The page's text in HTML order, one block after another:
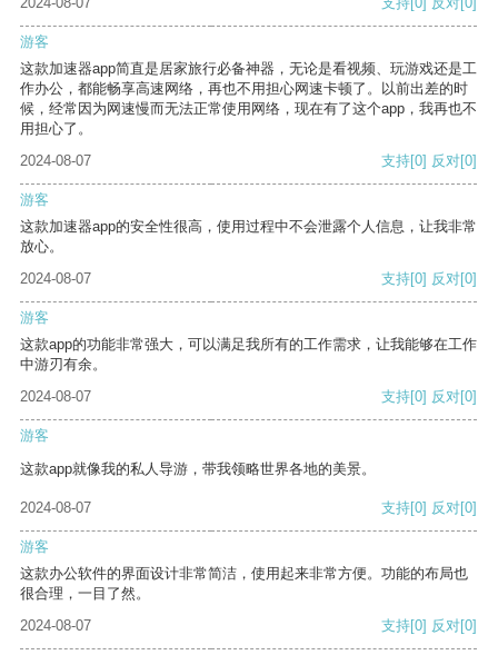
游客
这款加速器app简直是居家旅行必备神器，无论是看视频、玩游戏还是工
作办公，都能畅享高速网络，再也不用担心网速卡顿了。以前出差的时
候，经常因为网速慢而无法正常使用网络，现在有了这个app，我再也不
用担心了。
2024-08-07
支持[0] 反对[0]
游客
这款加速器app的安全性很高，使用过程中不会泄露个人信息，让我非常
放心。
2024-08-07
支持[0] 反对[0]
游客
这款app的功能非常强大，可以满足我所有的工作需求，让我能够在工作
中游刃有余。
2024-08-07
支持[0] 反对[0]
游客
这款app就像我的私人导游，带我领略世界各地的美景。
2024-08-07 支持[0] 反对[0]
游客
这款办公软件的界面设计非常简洁，使用起来非常方便。功能的布局也
很合理，一目了然。
2024-08-07
支持[0] 反对[0]